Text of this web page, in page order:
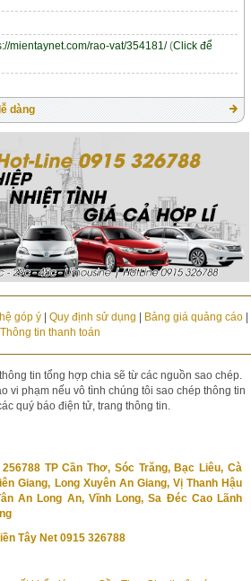
mientaynet.com/rao-vat/354181/(Click để
dàng
góp ý| Quy định sử dụng | Bảng giá quảng cáo|
Thông tin thanh toán
tin tổng hợp chia sẽ từ các nguồn sao chép.
vi phạm nếu vô tình chúng tôi sao chép thông tin
quý báo điện tử, trang thông tin.
TP Cần Thơ, Sóc Trăng, Bạc Liêu, Cà
Giang, Long Xuyên An Giang, Vị Thanh Hậu
An Long An, Vĩnh Long, Sa Đéc Cao Lãnh
Tây Net 0915 326788